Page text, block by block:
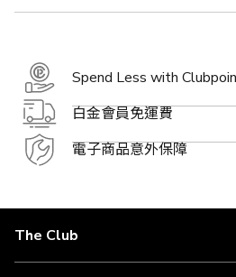
Spend Less with
白金會員免運費
電子商品意外保障
The Club
關於 The Club